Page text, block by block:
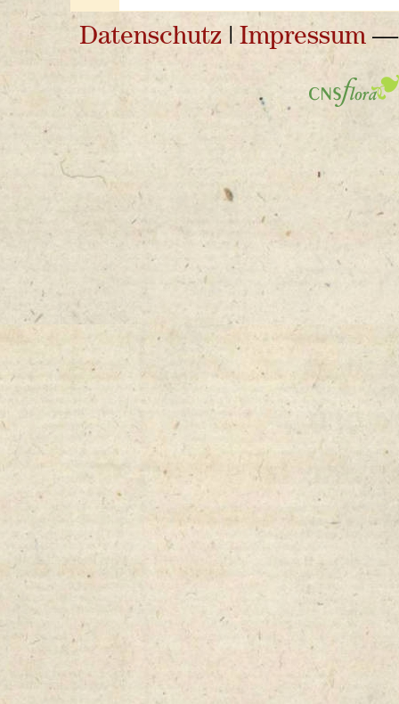
Datenschutz Impressum—